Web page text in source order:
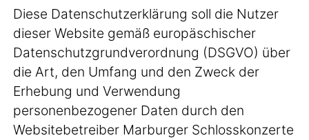
Diese Datenschutzerklärung soll die Nutzer
dieser Website gemäß europäschischer
Datenschutzgrundverordnung (DSGVO) über
die Art, den Umfang und den Zweck der
Erhebung und Verwendung
personenbezogener Daten durch den
Websitebetreiber Marburger Schlosskonzerte